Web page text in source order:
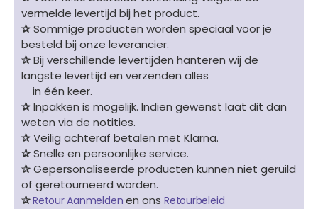
vermelde levertijd bij het product.
✰Sommige producten worden speciaal voor je
besteld bij onze leverancier.
✰Bij verschillende levertijden hanteren wij de
langste levertijd en verzenden alles
in één keer.
✰Inpakken is mogelijk. Indien gewenst laat dit dan
weten via de notities.
✰Veilig achteraf betalen met Klarna.
✰Snelle en persoonlijke service.
✰Gepersonaliseerde producten kunnen niet geruild
of geretourneerd worden.
✰Retour Aanmelden en ons Retourbeleid